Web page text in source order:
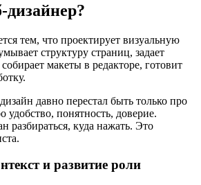
дизайнер?
тем, что проектирует визуальную
структуру страниц, задает
макеты в редакторе, готовит
давно перестал быть только про
удобство, понятность, доверие.
разбираться, куда нажать. Это
и развитие роли